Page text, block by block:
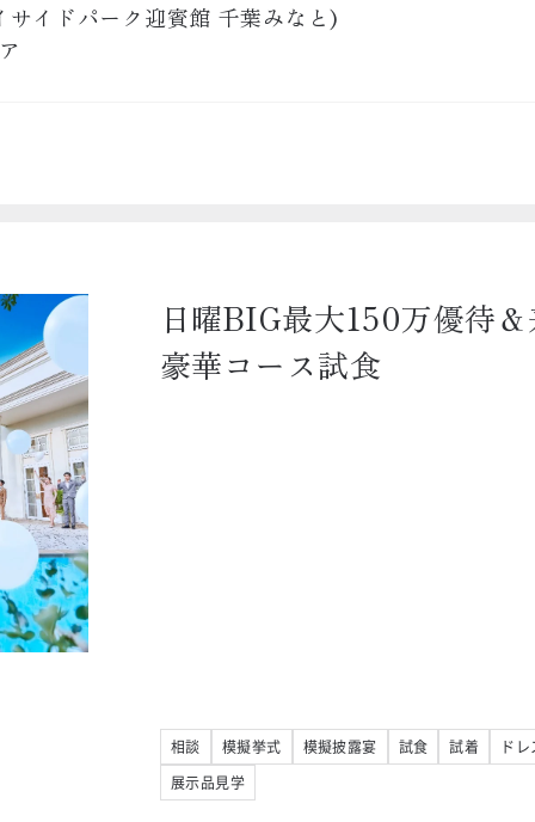
サイドパーク迎賓館 千葉みなと)
日曜BIG最大150万優待
豪華コース試食
相談 模擬挙式 模擬披露宴 試食 試着
ドレ
展示品見学